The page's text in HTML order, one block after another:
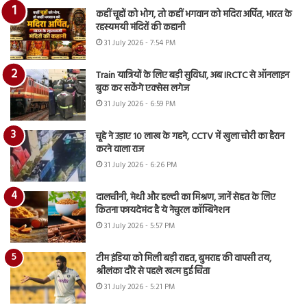
कहीं चूहों को भोग, तो कहीं भगवान को मदिरा अर्पित, भारत के
रहस्यमयी मंदिरों की कहानी
31 July 2026 - 7:54 PM
Train यात्रियों के लिए बड़ी सुविधा, अब IRCTC से ऑनलाइन
बुक कर सकेंगे एक्सेस लगेज
31 July 2026 - 6:59 PM
चूहे ने उड़ाए 10 लाख के गहने, CCTV में खुला चोरी का हैरान
करने वाला राज
31 July 2026 - 6:26 PM
दालचीनी, मेथी और हल्दी का मिश्रण, जानें सेहत के लिए
कितना फायदेमंद है ये नेचुरल कॉम्बिनेशन
31 July 2026 - 5:57 PM
टीम इंडिया को मिली बड़ी राहत, बुमराह की वापसी तय,
श्रीलंका दौरे से पहले खत्म हुई चिंता
31 July 2026 - 5:21 PM